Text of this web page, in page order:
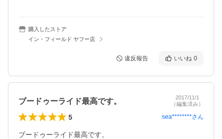
購入したストア
イン・フィールド ヤフー店
違反報告 いいね 0
ブードゥーライド最高です。
2017/11/1
（編集済み）
5 sea********さん
ブードゥーライド最高です。